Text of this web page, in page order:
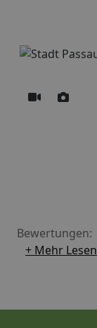
Bewertungen:
+ Mehr Lesen